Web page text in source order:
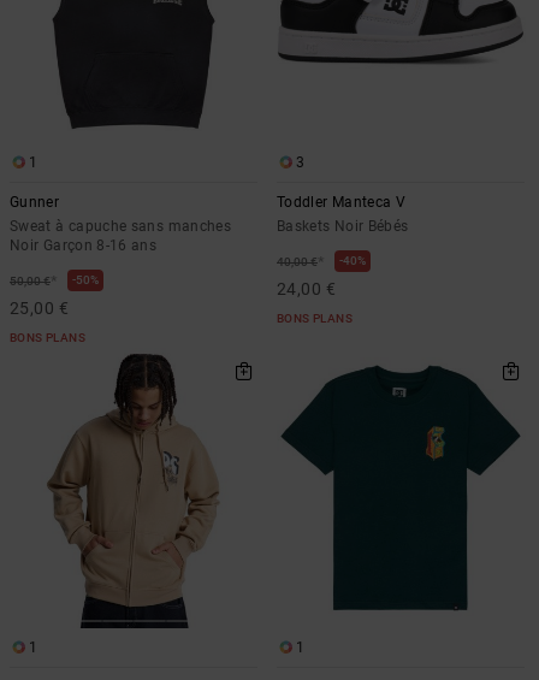
1
Gunner
Sweat à capuche sans manches
Noir Garçon 8-16 ans
50,00 €* 50%
25,00 €
BONS PLANS
3
Toddler Manteca V
Baskets Noir Bébés
40,00 €* 40%
24,00 €
BONS PLANS
1 1